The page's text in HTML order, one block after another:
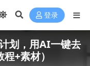
登录
划，用AI一键去
+素材）